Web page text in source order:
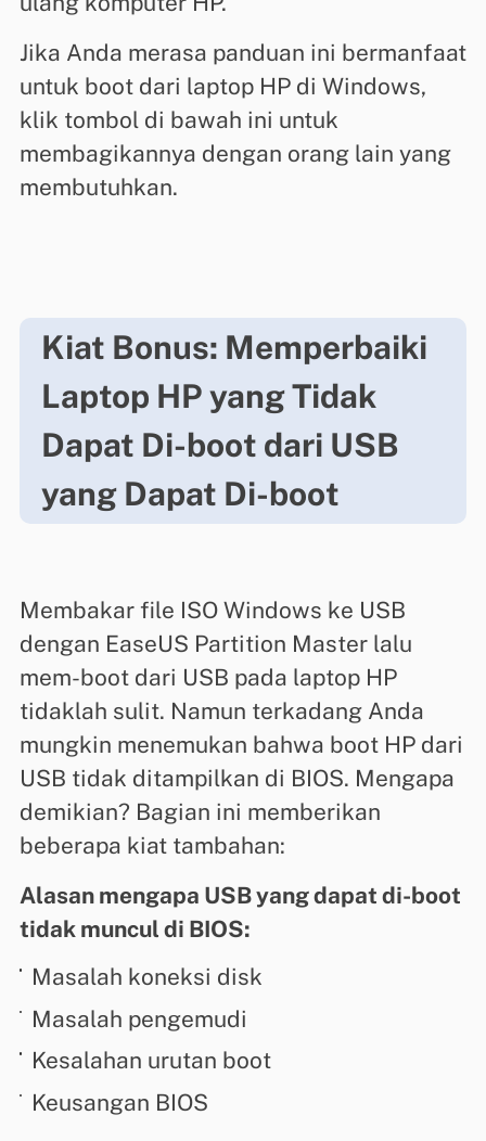
Jika Anda merasa panduan ini bermanfaat
untuk boot dari laptop HP di Windows,
klik tombol di bawah ini untuk
membagikannya dengan orang lain yang
membutuhkan.
Kiat Bonus: Memperbaiki
Laptop HP yang Tidak
Dapat Di-boot dari USB
yang Dapat Di-boot
Membakar file ISO Windows ke USB
dengan EaseUS Partition Master lalu
mem-boot dari USB pada laptop HP
tidaklah sulit. Namun terkadang Anda
mungkin menemukan bahwa boot HP dari
USB tidak ditampilkan di BIOS. Mengapa
demikian? Bagian ini memberikan
beberapa kiat tambahan:
Alasan mengapa USB yang dapat di-boot
tidak muncul di BIOS:
Masalah koneksi disk
Masalah pengemudi
Kesalahan urutan boot
Keusangan BIOS